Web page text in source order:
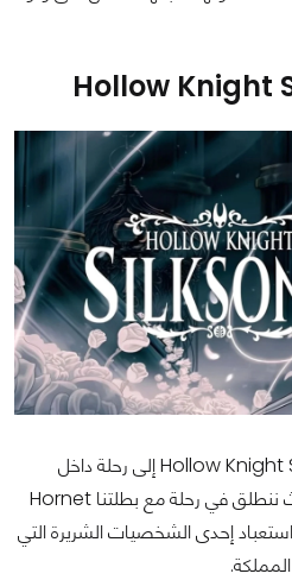
هذه المرة تأخذنا لعبة Hollow Knight Silksong إلى رحلة داخل
أعماق مملكة Pharloom، حيث ننطلق في رحلة مع بطلتنا Hornet
إحدى الشخصيات الشريرة التي